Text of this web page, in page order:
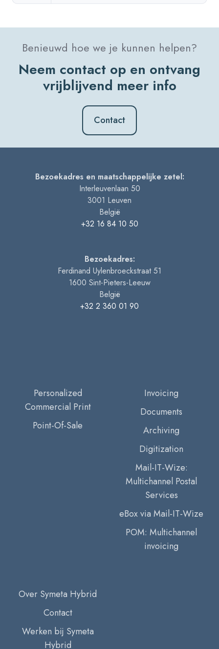
Benieuwd hoe we je kunnen helpen?
Neem contact op en ontvang
vrijblijvend meer info
Contact
Bezoekadres en maatschappelijke zetel:
Interleuvenlaan 50
3001 Leuven
België
+32 16 84 10 50
Bezoekadres:
Ferdinand Uylenbroeckstraat 51
1600 Sint-Pieters-Leeuw
België
+32 2 360 01 90
Personalized
Commercial Print
Point-Of-Sale
Invoicing
Documents
Archiving
Digitization
Mail-IT-Wize:
Multichannel Postal
Services
eBox via Mail-IT-Wize
POM: Multichannel
invoicing
Over Symeta Hybrid
Contact
Werken bij Symeta
Hybrid